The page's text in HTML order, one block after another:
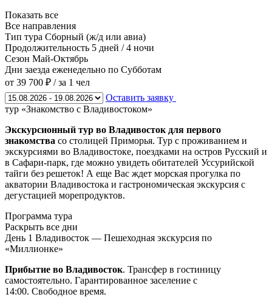
Показать все
Все направления
Тип тура Сборный (ж/д или авиа)
Продолжительность 5 дней / 4 ночи
Сезон Май-Октябрь
Дни заезда еженедельно по Субботам
от 39 700 ₽ / за 1 чел
Оставить заявку
тур «Знакомство с Владивостоком»
Экскурсионный тур во Владивосток для первого
знакомства со столицей Приморья. Тур с проживанием и
экскурсиями во Владивостоке, поездками на остров Русский и
в Сафари-парк, где можно увидеть обитателей Уссурийской
тайги без решеток! А еще Вас ждет морская прогулка по
акватории Владивостока и гастрономическая экскурсия с
дегустацией морепродуктов.
Программа тура
Раскрыть все дни
День 1 Владивосток — Пешеходная экскурсия по
«Миллионке»
Прибытие во Владивосток. Трансфер в гостиницу
самостоятельно. Гарантированное заселение с
14:00. Свободное время.